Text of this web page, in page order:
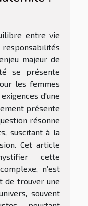
entre vie
majeur de
se présente
les femmes
d'une
présente
résonne
suscitant à la
Cet article
cette
n’est
de trouver une
souvent